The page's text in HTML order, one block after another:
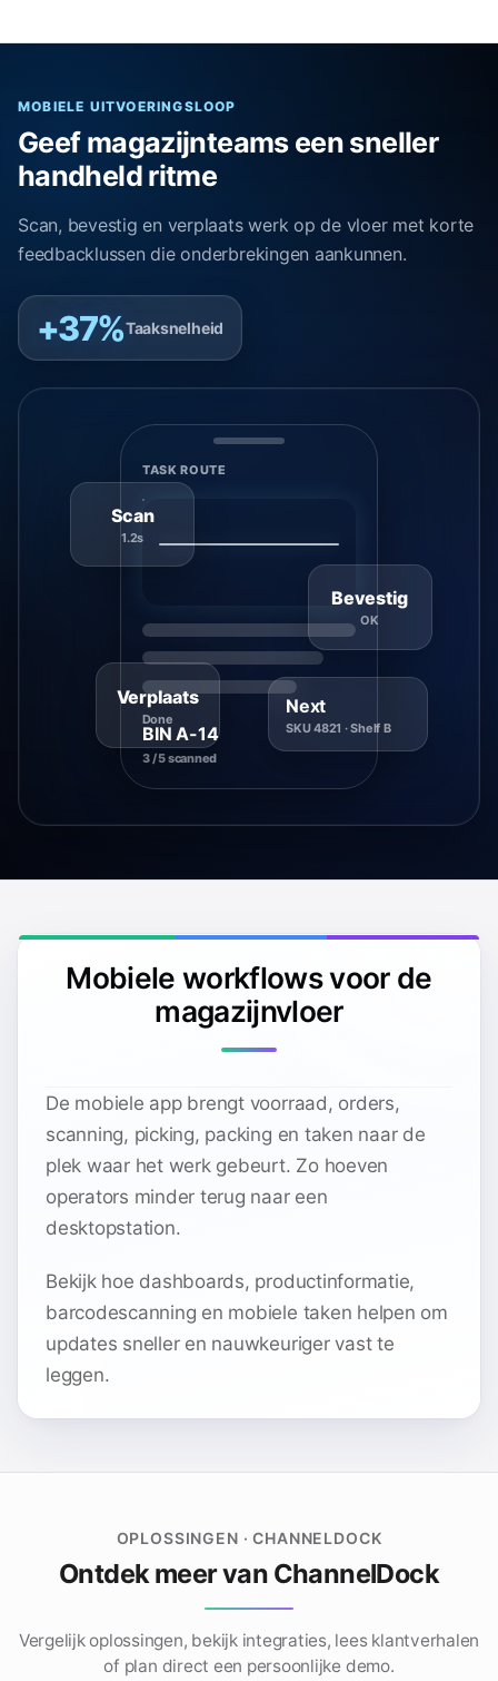
MOBIELE UITVOERINGSLOOP
Geef magazijnteams een sneller
handheld ritme
Scan, bevestig en verplaats werk op de vloer met korte
feedbacklussen die onderbrekingen aankunnen.
+37%Taaksnelheid
TASK ROUTE
BIN A-14
3 / 5 scanned
Scan
1.2s
Bevestig
OK
Verplaats
Done
Next
SKU 4821 · Shelf B
Mobiele workflows voor de
magazijnvloer
De mobiele app brengt voorraad, orders,
scanning, picking, packing en taken naar de
plek waar het werk gebeurt. Zo hoeven
operators minder terug naar een
desktopstation.
Bekijk hoe dashboards, productinformatie,
barcodescanning en mobiele taken helpen om
updates sneller en nauwkeuriger vast te
leggen.
OPLOSSINGEN · CHANNELDOCK
Ontdek meer van ChannelDock
Vergelijk oplossingen, bekijk integraties, lees klantverhalen
of plan direct een persoonlijke demo.